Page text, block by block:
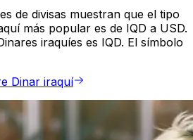
de divisas muestran que el tipo
más popular es de IQD a USD.
iraquíes es IQD. El símbolo
Dinar iraquí